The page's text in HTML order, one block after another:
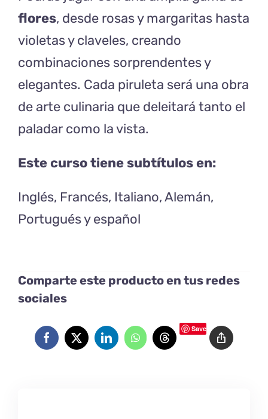
flores, desde rosas y margaritas hasta
violetas y claveles, creando
combinaciones sorprendentes y
elegantes. Cada piruleta será una obra
de arte culinaria que deleitará tanto el
paladar como la vista.
Este curso tiene subtítulos en:
Inglés, Francés, Italiano, Alemán,
Portugués y español
Comparte este producto en tus redes
sociales
Save